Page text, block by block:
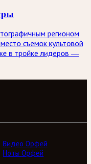
регионом
съёмок культовой
в тройке лидеров —
Видео Орфей
Ноты Орфей